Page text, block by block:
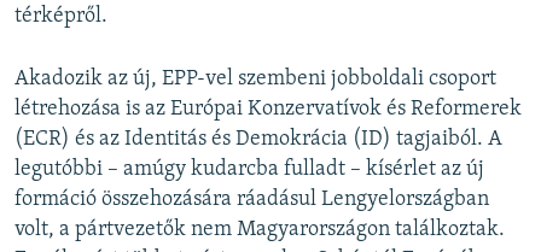
térképről.
Akadozik az új, EPP-vel szembeni jobboldali csoport
létrehozása is az Európai Konzervatívok és Reformerek
(ECR) és az Identitás és Demokrácia (ID) tagjaiból. A
legutóbbi – amúgy kudarcba fulladt – kísérlet az új
formáció összehozására ráadásul Lengyelországban
volt, a pártvezetők nem Magyarországon találkoztak.